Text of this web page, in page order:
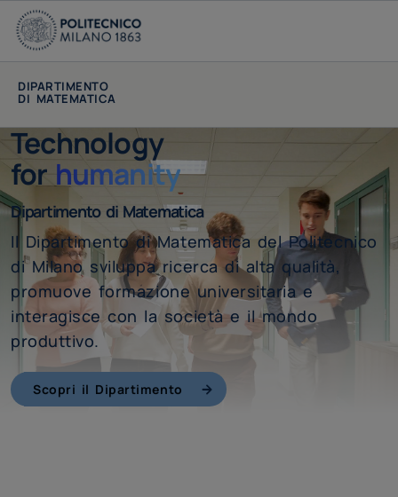
DIPARTIMENTO
DI MATEMATICA
Technology
for humanity
Dipartimento di Matematica
Il Dipartimento di Matematica del Politecnico
di Milano sviluppa ricerca di alta qualità,
promuove formazione universitaria e
interagisce con la società e il mondo
produttivo.
Scopri il Dipartimento